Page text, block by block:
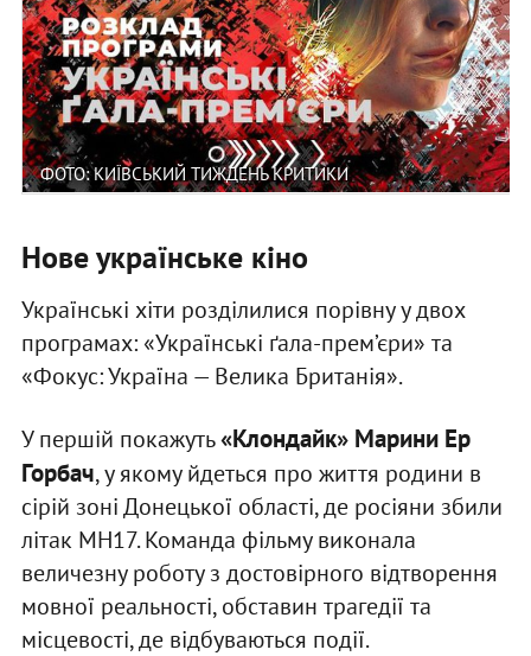
ФОТО: КИЇВСЬКИЙ ТИЖДЕНЬ КРИТИКИ
Нове українське кіно
Українські хіти розділилися порівну у двох
програмах: «Українські ґала-прем’єри» та
«Фокус: Україна — Велика Британія».
У першій покажуть«Клондайк» Марини Ер
Горбач, у якому йдеться про життя родини в
сірій зоні Донецької області, де росіяни збили
літак МН17. Команда фільму виконала
величезну роботу з достовірного відтворення
мовної реальності, обставин трагедії та
місцевості, де відбуваються події.